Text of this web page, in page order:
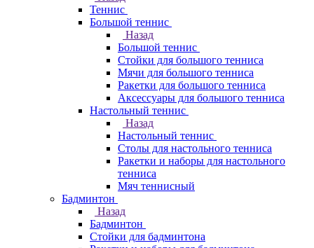
Теннис
Большой теннис
Назад
Большой теннис
Стойки для большого тенниса
Мячи для большого тенниса
Ракетки для большого тенниса
Аксессуары для большого тенниса
Настольный теннис
Назад
Настольный теннис
Столы для настольного тенниса
Ракетки и наборы для настольного
тенниса
Мяч теннисный
Бадминтон
Назад
Бадминтон
Стойки для бадминтона